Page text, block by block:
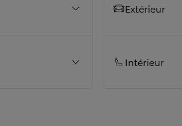
Extérieur
Intérieur